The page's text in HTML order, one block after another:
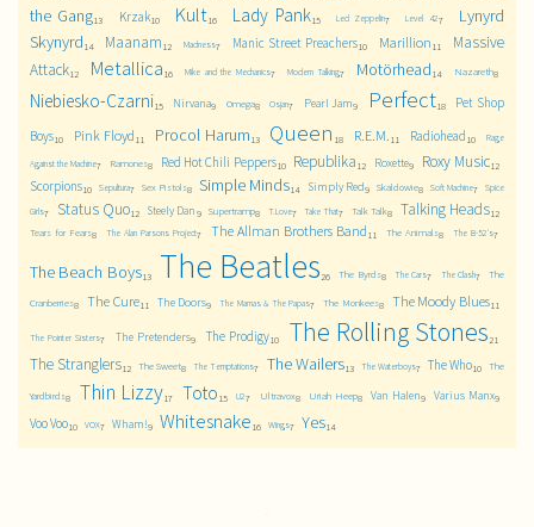
the Gang13 Krzak10 Kult16 Lady Pank15 Led Zeppelin7 Level 427
Lynyrd
Skynyrd 14 Maanam 12 Madness7 Manic Street Preachers10 Marillion 11
Massive
Attack12 Metallica 16 Mike and the Mechanics7 Modern Talking7 Motörhead 14 Nazareth8
Niebiesko-Czarni15 Nirvana9 Omega8 Osjan7 Pearl Jam9 Perfect18
Pet Shop
Boys10 Pink Floyd 11 Procol Harum 13 Queen 18 R.E.M. 11 Radiohead 10 Rage
Against the Machine7 Ramones8 Red Hot Chili Peppers10 Republika 12 Roxette9 Roxy Music12
Scorpions10 Sepultura7 Sex Pistols8 Simple Minds14 Simply Red9 Skaldowie8 Soft Machine7
Spice
Girls7 Status Quo12 Steely Dan 9 Supertramp8 T.Love7 Take That7 Talk Talk8 Talking Heads12
Tears for Fears8 The Alan Parsons Project7 The Allman Brothers Band 11 The Animals8 The B-52's7
The Beach Boys13 The Beatles 26 The Byrds8 The Cars7 The Clash7 The
Cranberries8 The Cure11 The Doors9 The Mamas & The Papas7 The Monkees8 The Moody Blues11
The Pointer Sisters7 The Pretenders9 The Prodigy10 The Rolling Stones 21
The Stranglers12 The Sweet8 The Temptations7 The Wailers13 The Waterboys7 The Who10 The
Yardbirds8 Thin Lizzy17 Toto 15 U27 Ultravox8 Uriah Heep8 Van Halen9 Varius Manx9
Voo Voo10 VOX7 Wham!9 Whitesnake 16 Wings7 Yes14